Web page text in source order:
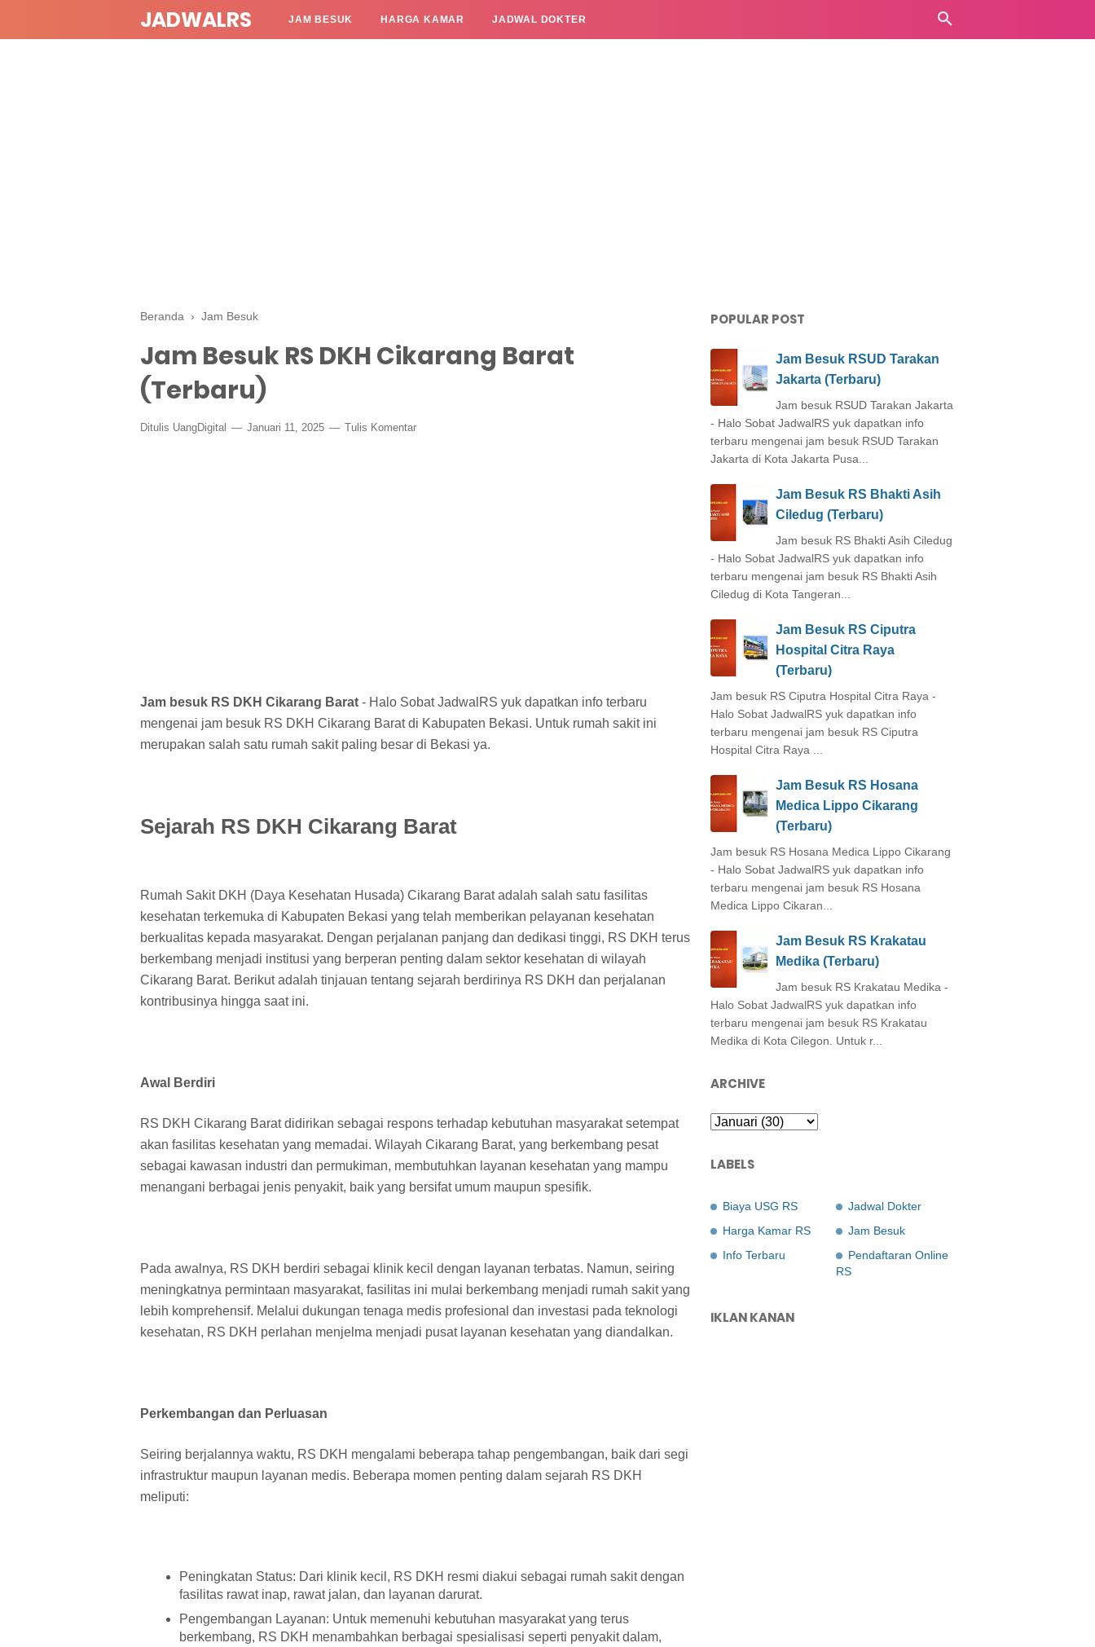
JADWALRS JAM BESUK HARGA KAMAR JADWAL DOKTER
Beranda › Jam Besuk
Jam Besuk RS DKH Cikarang Barat
(Terbaru)
Ditulis UangDigital Januari 11, 2025 Tulis Komentar
Jam besuk RS DKH Cikarang Barat - Halo Sobat JadwalRS yuk dapatkan info terbaru
mengenai jam besuk RS DKH Cikarang Barat di Kabupaten Bekasi. Untuk rumah sakit ini
merupakan salah satu rumah sakit paling besar di Bekasi ya.
Sejarah RS DKH Cikarang Barat
Rumah Sakit DKH (Daya Kesehatan Husada) Cikarang Barat adalah salah satu fasilitas
kesehatan terkemuka di Kabupaten Bekasi yang telah memberikan pelayanan kesehatan
berkualitas kepada masyarakat. Dengan perjalanan panjang dan dedikasi tinggi, RS DKH terus
berkembang menjadi institusi yang berperan penting dalam sektor kesehatan di wilayah
Cikarang Barat. Berikut adalah tinjauan tentang sejarah berdirinya RS DKH dan perjalanan
kontribusinya hingga saat ini.
Awal Berdiri
RS DKH Cikarang Barat didirikan sebagai respons terhadap kebutuhan masyarakat setempat
akan fasilitas kesehatan yang memadai. Wilayah Cikarang Barat, yang berkembang pesat
sebagai kawasan industri dan permukiman, membutuhkan layanan kesehatan yang mampu
menangani berbagai jenis penyakit, baik yang bersifat umum maupun spesifik.
Pada awalnya, RS DKH berdiri sebagai klinik kecil dengan layanan terbatas. Namun, seiring
meningkatnya permintaan masyarakat, fasilitas ini mulai berkembang menjadi rumah sakit yang
lebih komprehensif. Melalui dukungan tenaga medis profesional dan investasi pada teknologi
kesehatan, RS DKH perlahan menjelma menjadi pusat layanan kesehatan yang diandalkan.
Perkembangan dan Perluasan
Seiring berjalannya waktu, RS DKH mengalami beberapa tahap pengembangan, baik dari segi
infrastruktur maupun layanan medis. Beberapa momen penting dalam sejarah RS DKH
meliputi:
Peningkatan Status: Dari klinik kecil, RS DKH resmi diakui sebagai rumah sakit dengan
fasilitas rawat inap, rawat jalan, dan layanan darurat.
Pengembangan Layanan: Untuk memenuhi kebutuhan masyarakat yang terus
berkembang, RS DKH menambahkan berbagai spesialisasi seperti penyakit dalam,
POPULAR POST
Jam Besuk RSUD Tarakan
Jakarta (Terbaru)
Jam besuk RSUD Tarakan Jakarta
- Halo Sobat JadwalRS yuk dapatkan info
terbaru mengenai jam besuk RSUD Tarakan
Jakarta di Kota Jakarta Pusa...
Jam Besuk RS Bhakti Asih
Ciledug (Terbaru)
Jam besuk RS Bhakti Asih Ciledug
- Halo Sobat JadwalRS yuk dapatkan info
terbaru mengenai jam besuk RS Bhakti Asih
Ciledug di Kota Tangeran...
Jam Besuk RS Ciputra
Hospital Citra Raya
(Terbaru)
Jam besuk RS Ciputra Hospital Citra Raya -
Halo Sobat JadwalRS yuk dapatkan info
terbaru mengenai jam besuk RS Ciputra
Hospital Citra Raya ...
Jam Besuk RS Hosana
Medica Lippo Cikarang
(Terbaru)
Jam besuk RS Hosana Medica Lippo Cikarang
- Halo Sobat JadwalRS yuk dapatkan info
terbaru mengenai jam besuk RS Hosana
Medica Lippo Cikaran...
Jam Besuk RS Krakatau
Medika (Terbaru)
Jam besuk RS Krakatau Medika -
Halo Sobat JadwalRS yuk dapatkan info
terbaru mengenai jam besuk RS Krakatau
Medika di Kota Cilegon. Untuk r...
ARCHIVE
LABELS
Biaya USG RS
Harga Kamar RS
Info Terbaru
Jadwal Dokter
Jam Besuk
Pendaftaran Online
RS
IKLAN KANAN